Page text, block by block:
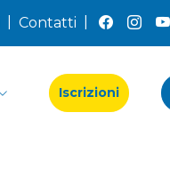
Contatti
Iscrizioni